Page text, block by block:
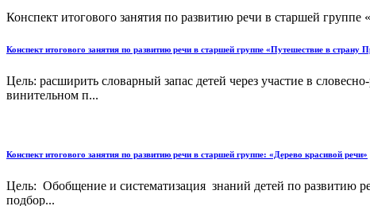
Конспект итогового занятия по развитию речи в старшей
Конспект итогового занятия по развитию речи в старшей группе «Путешествие в страну
Цель: расширить словарный запас детей через участие в
винительном п...
Конспект итогового занятия по развитию речи в старшей группе: «Дерево красивой речи»
Цель: Обобщение и систематизация знаний детей по развитию
подбор...